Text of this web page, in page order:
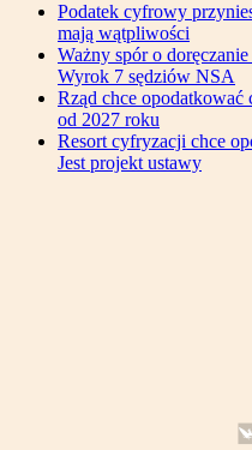
Podatek cyfrowy
mają wątpliwości
Ważny spór o
Wyrok 7 sędziów NSA
Rząd chce
od 2027 roku
Resort cyfryzacji chce
Jest projekt ustawy